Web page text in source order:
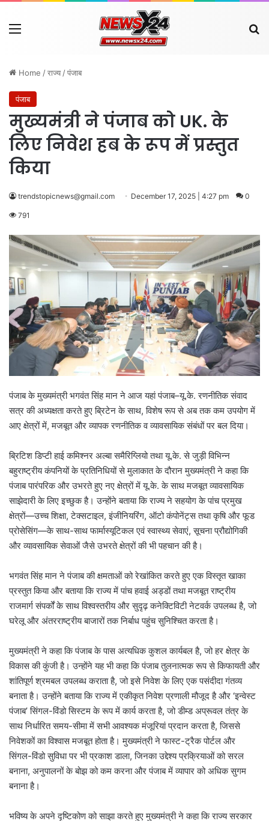
Menu
Home /राज्य /पंजाब
पंजाब
मुख्यमंत्री ने पंजाब को UK. के
लिए निवेश हब के रूप में प्रस्तुत
किया
trendstopicnews@gmail.com December 17, 2025 | 4:27 pm 0
791
पंजाब के मुख्यमंत्री भगवंत सिंह मान ने आज यहां पंजाब–यू.के. रणनीतिक संवाद
सत्र की अध्यक्षता करते हुए ब्रिटेन के साथ, विशेष रूप से अब तक कम उपयोग में
आए क्षेत्रों में, मजबूत और व्यापक रणनीतिक व व्यावसायिक संबंधों पर बल दिया।
ब्रिटिश डिप्टी हाई कमिश्नर अल्बा समैरिग्लियो तथा यू.के. से जुड़ी विभिन्न
बहुराष्ट्रीय कंपनियों के प्रतिनिधियों से मुलाकात के दौरान मुख्यमंत्री ने कहा कि
पंजाब पारंपरिक और उभरते हुए नए क्षेत्रों में यू.के. के साथ मजबूत व्यावसायिक
साझेदारी के लिए इच्छुक है। उन्होंने बताया कि राज्य ने सहयोग के पांच प्रमुख
क्षेत्रों—उच्च शिक्षा, टेक्सटाइल, इंजीनियरिंग, ऑटो कंपोनेंट्स तथा कृषि और फूड
प्रोसेसिंग—के साथ-साथ फार्मास्यूटिकल एवं स्वास्थ्य सेवाएं, सूचना प्रौद्योगिकी
और व्यावसायिक सेवाओं जैसे उभरते क्षेत्रों की भी पहचान की है।
भगवंत सिंह मान ने पंजाब की क्षमताओं को रेखांकित करते हुए एक विस्तृत खाका
प्रस्तुत किया और बताया कि राज्य में पांच हवाई अड्डों तथा मजबूत राष्ट्रीय
राजमार्ग संपर्कों के साथ विश्वस्तरीय और सुदृढ़ कनेक्टिविटी नेटवर्क उपलब्ध है, जो
घरेलू और अंतरराष्ट्रीय बाजारों तक निर्बाध पहुंच सुनिश्चित करता है।
मुख्यमंत्री ने कहा कि पंजाब के पास अत्यधिक कुशल कार्यबल है, जो हर क्षेत्र के
विकास की कुंजी है। उन्होंने यह भी कहा कि पंजाब तुलनात्मक रूप से किफायती और
शांतिपूर्ण श्रमबल उपलब्ध कराता है, जो इसे निवेश के लिए एक पसंदीदा गंतव्य
बनाता है। उन्होंने बताया कि राज्य में एकीकृत निवेश प्रणाली मौजूद है और ‘इन्वेस्ट
पंजाब’ सिंगल-विंडो सिस्टम के रूप में कार्य करता है, जो डीम्ड अप्रूवल तंत्र के
साथ निर्धारित समय-सीमा में सभी आवश्यक मंजूरियां प्रदान करता है, जिससे
निवेशकों का विश्वास मजबूत होता है। मुख्यमंत्री ने फास्ट-ट्रैक पोर्टल और
सिंगल-विंडो सुविधा पर भी प्रकाश डाला, जिनका उद्देश्य प्रक्रियाओं को सरल
बनाना, अनुपालनों के बोझ को कम करना और पंजाब में व्यापार को अधिक सुगम
बनाना है।
भविष्य के अपने दृष्टिकोण को साझा करते हुए मुख्यमंत्री ने कहा कि राज्य सरकार